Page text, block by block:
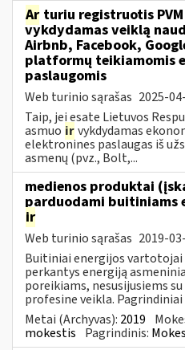
Ar turiu registruotis
vykdydamas veiklą
Airbnb, Facebook,
platformų teikiamomis
paslaugomis
Web turinio sąrašas 2025-
Taip, jei esate Lietuvos
asmuo irvykdydamas
elektronines paslaugas iš
asmenų (pvz., Bolt,...
medienos produktai
parduodami buitiniams
ir
Web turinio sąrašas 2019-
Buitiniai energijos vartotojai
perkantys energiją
poreikiams, nesusijusiems
profesine veikla. Pagrindiniai
Metai (Archyvas): 2019
mokestis Pagrindinis: